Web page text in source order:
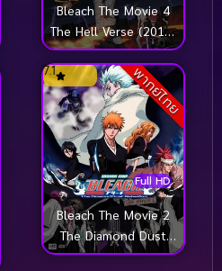
Bleach The Movie 4
The Hell Verse (2010)
บลีช เทพมรณะ เดอะ
มูฟวี่ 4 ศึกผ่าโลกันตร์
พากย์ไทย
Full HD
7.1
Bleach The Movie 2
The Diamond Dust
Rebellion (2007) บลีช